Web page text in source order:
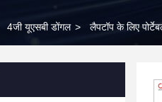
4जी यूएसबी डोंगल > लैपटॉप के लिए